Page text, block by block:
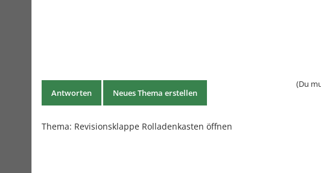
Antworten Neues Thema erstellen
(Du
Thema: Revisionsklappe Rolladenkasten öffnen